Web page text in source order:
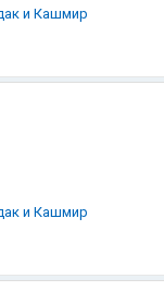
и Кашмир
и Кашмир